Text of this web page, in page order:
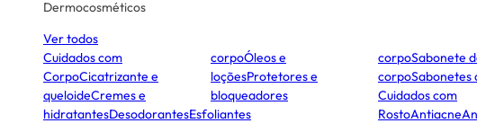
Dermocosméticos
Ver todos
Cuidados com
CorpoCicatrizante e
queloideCremes e
hidratantesDesodorantesEsfoliantes
corpoÓleos e
loçõesProtetores e
bloqueadores
corpoSabonete
corpoSabonetes
Cuidados com
RostoAntiacne